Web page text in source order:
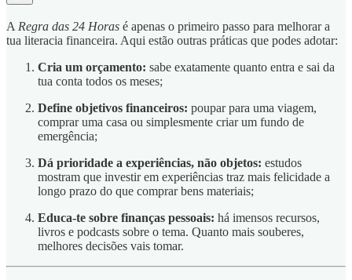
A Regra das 24 Horas é apenas o primeiro passo para melhorar a
tua literacia financeira. Aqui estão outras práticas que podes adotar:
Cria um orçamento: sabe exatamente quanto entra e sai da
tua conta todos os meses;
Define objetivos financeiros: poupar para uma viagem,
comprar uma casa ou simplesmente criar um fundo de
emergência;
Dá prioridade a experiências, não objetos: estudos
mostram que investir em experiências traz mais felicidade a
longo prazo do que comprar bens materiais;
Educa-te sobre finanças pessoais: há imensos recursos,
livros e podcasts sobre o tema. Quanto mais souberes,
melhores decisões vais tomar.